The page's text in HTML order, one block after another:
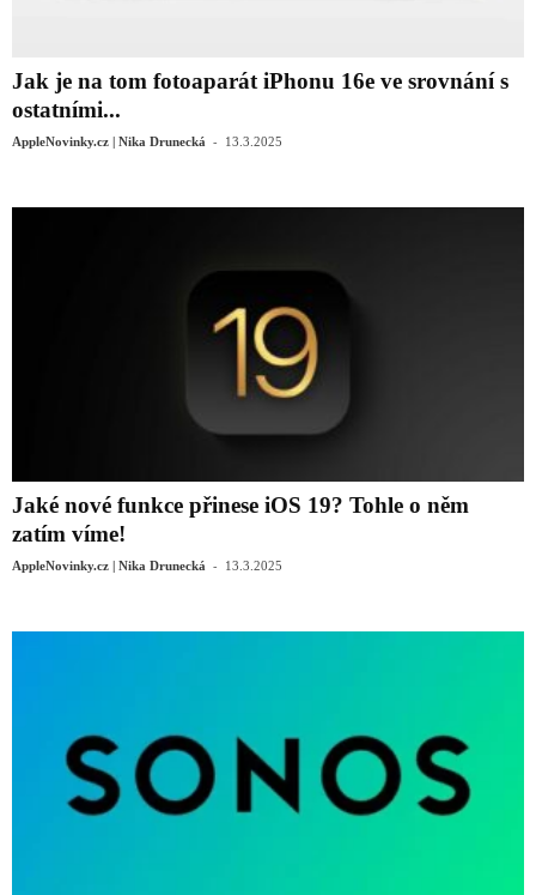
Jak je na tom fotoaparát iPhonu 16e ve srovnání s
ostatními...
AppleNovinky.cz | Nika Drunecká - 13.3.2025
Jaké nové funkce přinese iOS 19? Tohle o něm
zatím víme!
AppleNovinky.cz | Nika Drunecká - 13.3.2025